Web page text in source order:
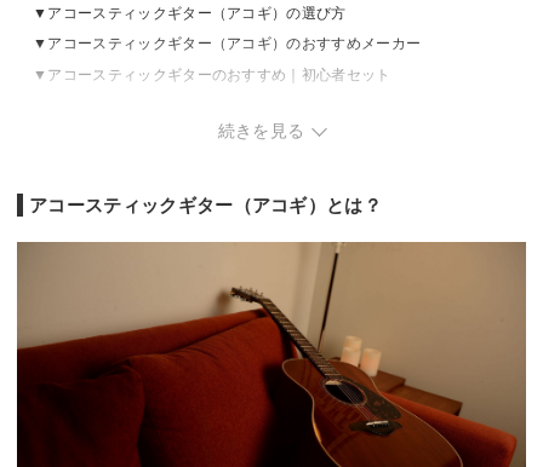
アコースティックギター（アコギ）の選び方
アコースティックギター（アコギ）のおすすめメーカー
アコースティックギターのおすすめ｜初心者セット
アコースティックギターのおすすめ｜5万円〜
続きを見る
アコースティックギター（アコギ）とは？